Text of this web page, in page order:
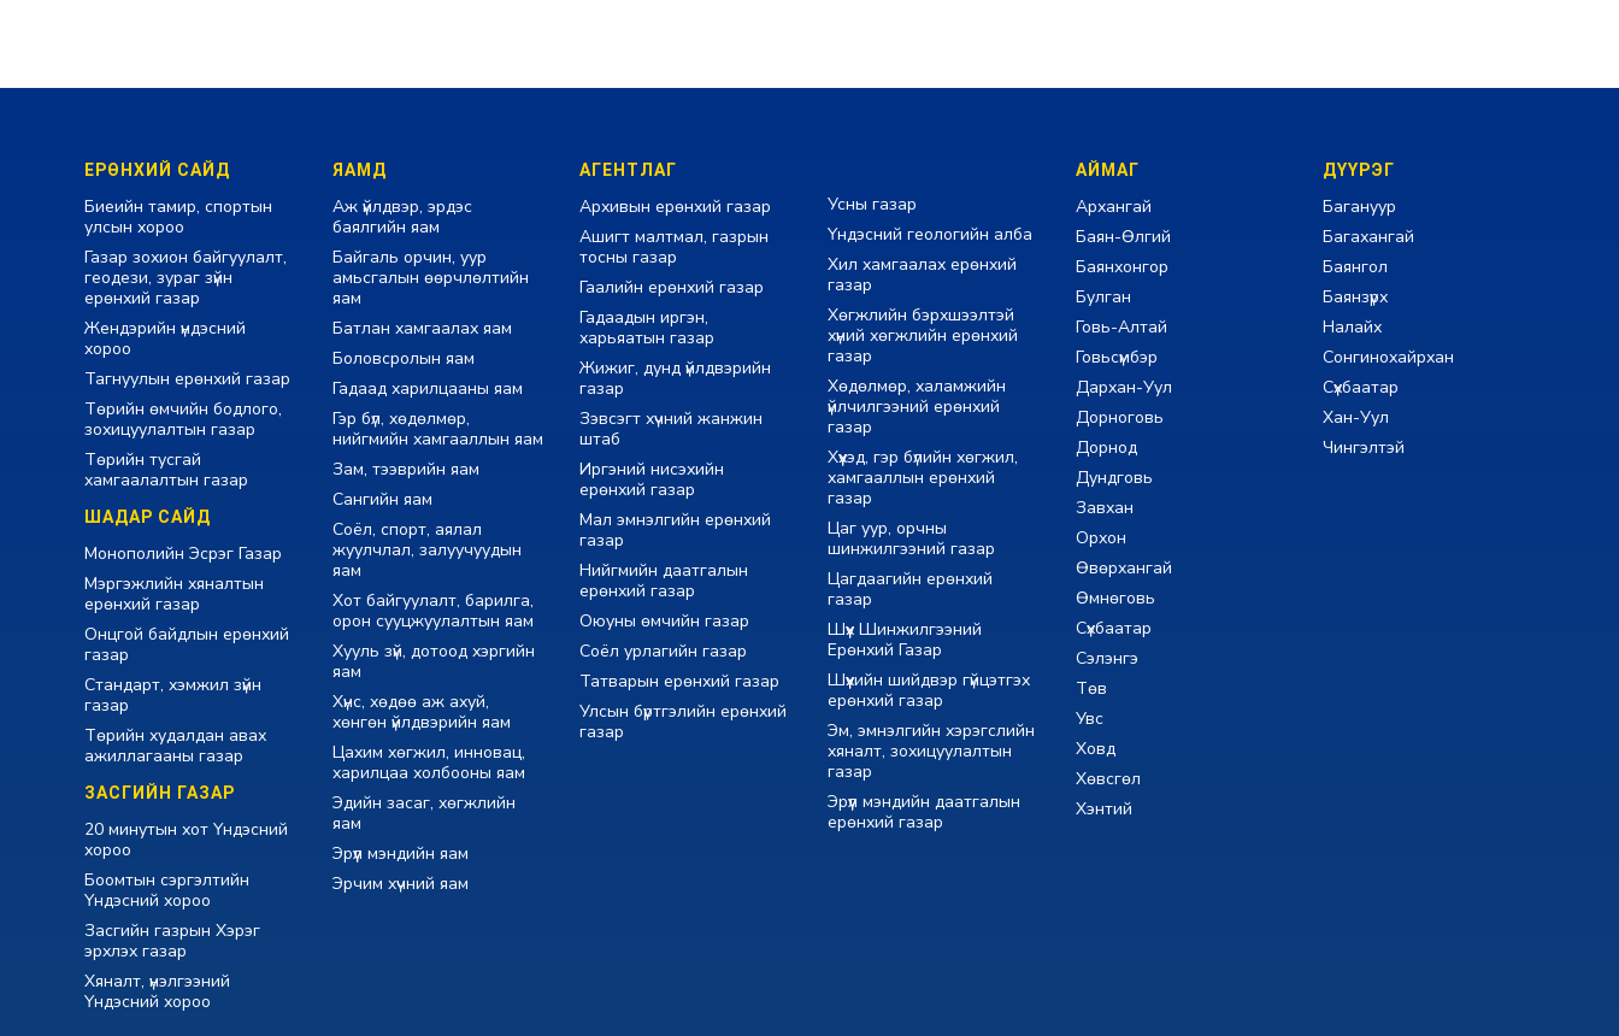
ЕРӨНХИЙ САЙД
Биеийн тамир, спортын
улсын хороо
Газар зохион байгуулалт,
геодези, зураг зүйн
ерөнхий газар
Жендэрийн үндэсний
хороо
Тагнуулын ерөнхий газар
Төрийн өмчийн бодлого,
зохицуулалтын газар
Төрийн тусгай
хамгаалалтын газар
ШАДАР САЙД
Монополийн Эсрэг Газар
Мэргэжлийн хяналтын
ерөнхий газар
Онцгой байдлын ерөнхий
газар
Стандарт, хэмжил зүйн
газар
Төрийн худалдан авах
ажиллагааны газар
ЗАСГИЙН ГАЗАР
20 минутын хот Үндэсний
хороо
Боомтын сэргэлтийн
Үндэсний хороо
Засгийн газрын Хэрэг
эрхлэх газар
Хяналт, үнэлгээний
Үндэсний хороо
ЯАМД
Аж үйлдвэр, эрдэс
баялгийн яам
Байгаль орчин, уур
амьсгалын өөрчлөлтийн
яам
Батлан хамгаалах яам
Боловсролын яам
Гадаад харилцааны яам
Гэр бүл, хөдөлмөр,
нийгмийн хамгааллын яам
Зам, тээврийн яам
Сангийн яам
Соёл, спорт, аялал
жуулчлал, залуучуудын
яам
Хот байгуулалт, барилга,
орон сууцжуулалтын яам
Хууль зүй, дотоод хэргийн
яам
Хүнс, хөдөө аж ахуй,
хөнгөн үйлдвэрийн яам
Цахим хөгжил, инновац,
харилцаа холбооны яам
Эдийн засаг, хөгжлийн
яам
Эрүүл мэндийн яам
Эрчим хүчний яам
АГЕНТЛАГ
Архивын ерөнхий газар
Ашигт малтмал, газрын
тосны газар
Гаалийн ерөнхий газар
Гадаадын иргэн,
харьяатын газар
Жижиг, дунд үйлдвэрийн
газар
Зэвсэгт хүчний жанжин
штаб
Иргэний нисэхийн
ерөнхий газар
Мал эмнэлгийн ерөнхий
газар
Нийгмийн даатгалын
ерөнхий газар
Оюуны өмчийн газар
Соёл урлагийн газар
Татварын ерөнхий газар
Улсын бүртгэлийн ерөнхий
газар
Усны газар
Үндэсний геологийн алба
Хил хамгаалах ерөнхий
газар
Хөгжлийн бэрхшээлтэй
хүний хөгжлийн ерөнхий
газар
Хөдөлмөр, халамжийн
үйлчилгээний ерөнхий
газар
Хүүхэд, гэр бүлийн хөгжил,
хамгааллын ерөнхий
газар
Цаг уур, орчны
шинжилгээний газар
Цагдаагийн ерөнхий
газар
Шүүх Шинжилгээний
Ерөнхий Газар
Шүүхийн шийдвэр гүйцэтгэх
ерөнхий газар
Эм, эмнэлгийн хэрэгслийн
хяналт, зохицуулалтын
газар
Эрүүл мэндийн даатгалын
ерөнхий газар
АЙМАГ
Архангай
Баян-Өлгий
Баянхонгор
Булган
Говь-Алтай
Говьсүмбэр
Дархан-Уул
Дорноговь
Дорнод
Дундговь
Завхан
Орхон
Өвөрхангай
Өмнөговь
Сүхбаатар
Сэлэнгэ
Төв
Увс
Ховд
Хөвсгөл
Хэнтий
ДҮҮРЭГ
Багануур
Багахангай
Баянгол
Баянзүрх
Налайх
Сонгинохайрхан
Сүхбаатар
Хан-Уул
Чингэлтэй